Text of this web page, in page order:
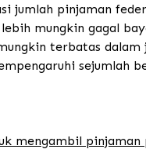
jumlah pinjaman
mungkin gagal
terbatas dalam
sejumlah
mengambil